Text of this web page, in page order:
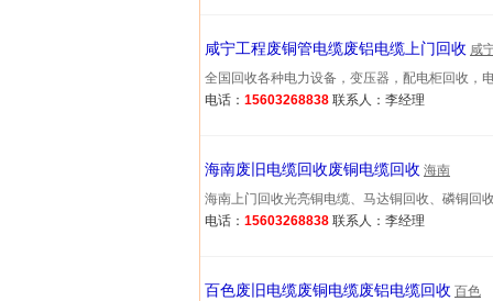
咸宁工程废铜管电缆废铝电缆上门回收 咸
全国回收各种电力设备，变压器，配电柜回收
电话： 15603268838 联系人：李经理
海南废旧电缆回收废铜电缆回收 海南
海南上门回收光亮铜电缆、马达铜回收、磷铜
电话： 15603268838 联系人：李经理
百色废旧电缆废铜电缆废铝电缆回收 百色